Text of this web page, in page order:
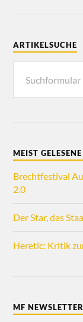
ARTIKELSUCHE
MEIST
Brechtfestival
2.0
Der Star, das
Heretic: Kritik
MF NEWSLETTER